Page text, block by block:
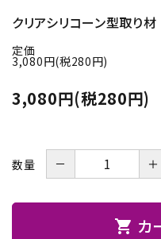
ガイドライン
クリアシリコーン型取り材
定価
3,080円(税280円)
3,080円(税280円)
数量 － ＋
shopping_cart カ